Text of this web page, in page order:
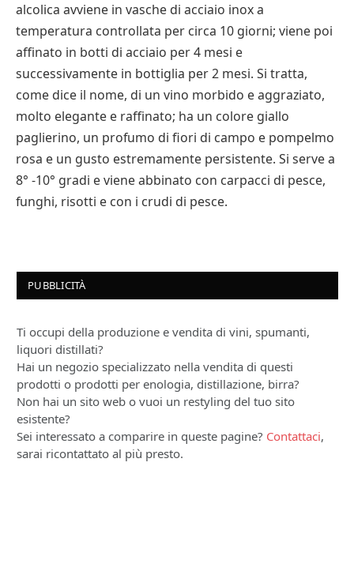
alcolica avviene in vasche di acciaio inox a
temperatura controllata per circa 10 giorni; viene poi
affinato in botti di acciaio per 4 mesi e
successivamente in bottiglia per 2 mesi. Si tratta,
come dice il nome, di un vino morbido e aggraziato,
molto elegante e raffinato; ha un colore giallo
paglierino, un profumo di fiori di campo e pompelmo
rosa e un gusto estremamente persistente. Si serve a
8° -10° gradi e viene abbinato con carpacci di pesce,
funghi, risotti e con i crudi di pesce.
PUBBLICITÀ
Ti occupi della produzione e vendita di vini, spumanti,
liquori distillati?
Hai un negozio specializzato nella vendita di questi
prodotti o prodotti per enologia, distillazione, birra?
Non hai un sito web o vuoi un restyling del tuo sito
esistente?
Sei interessato a comparire in queste pagine? Contattaci,
sarai ricontattato al più presto.